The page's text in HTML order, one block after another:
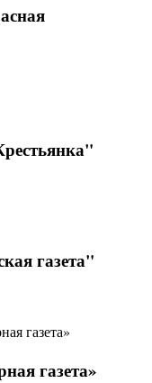
газета"
газета»